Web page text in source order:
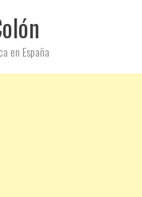
en España